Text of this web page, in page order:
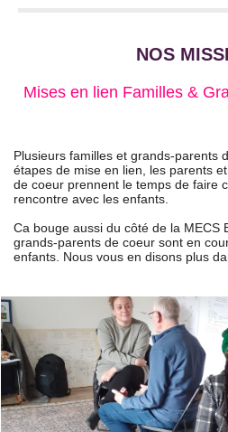
NOS
Mises en lien Familles &
Plusieurs familles et grands-parents
étapes de mise en lien, les parents
de coeur prennent le temps de faire
rencontre avec les enfants.
Ca bouge aussi du côté de la MECS
grands-parents de coeur sont en
enfants. Nous vous en disons plus